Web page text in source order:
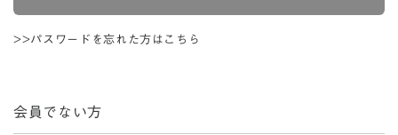
>>パスワードを忘れた方はこちら
会員でない方